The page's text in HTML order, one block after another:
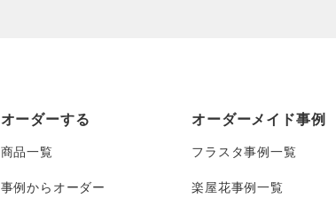
オーダーする
商品一覧
事例からオーダー
オーダーメイド事例
フラスタ事例一覧
楽屋花事例一覧